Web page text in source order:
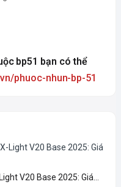
bp51 bạn có thể
phuoc-nhun-bp-51
V20 Base 2025: Giá...